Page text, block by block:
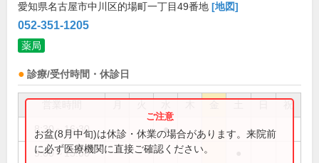
愛知県名古屋市中川区的場町一丁目49番地 [地図]
052-351-1205
薬局
診療/受付時間・休診日
祝
8:30～16:30 ●
9:00～13:00
お盆(8月中旬)は休診・休業の場合があります。来院前
に必ず医療機関に直接ご確認ください。